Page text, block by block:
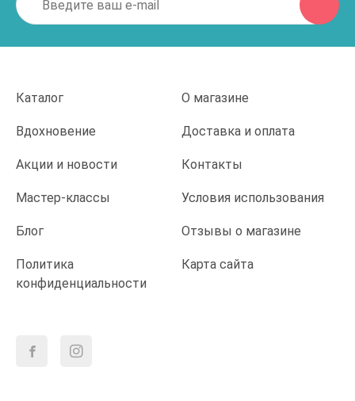
Каталог О магазине
Вдохновение Доставка и оплата
Акции и новости Контакты
Мастер-классы Условия использования
Блог Отзывы о магазине
Политика
конфиденциальности
Карта сайта